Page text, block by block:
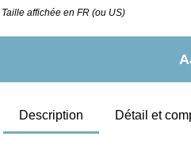
Taille affichée en FR (ou US)
Description Détail et